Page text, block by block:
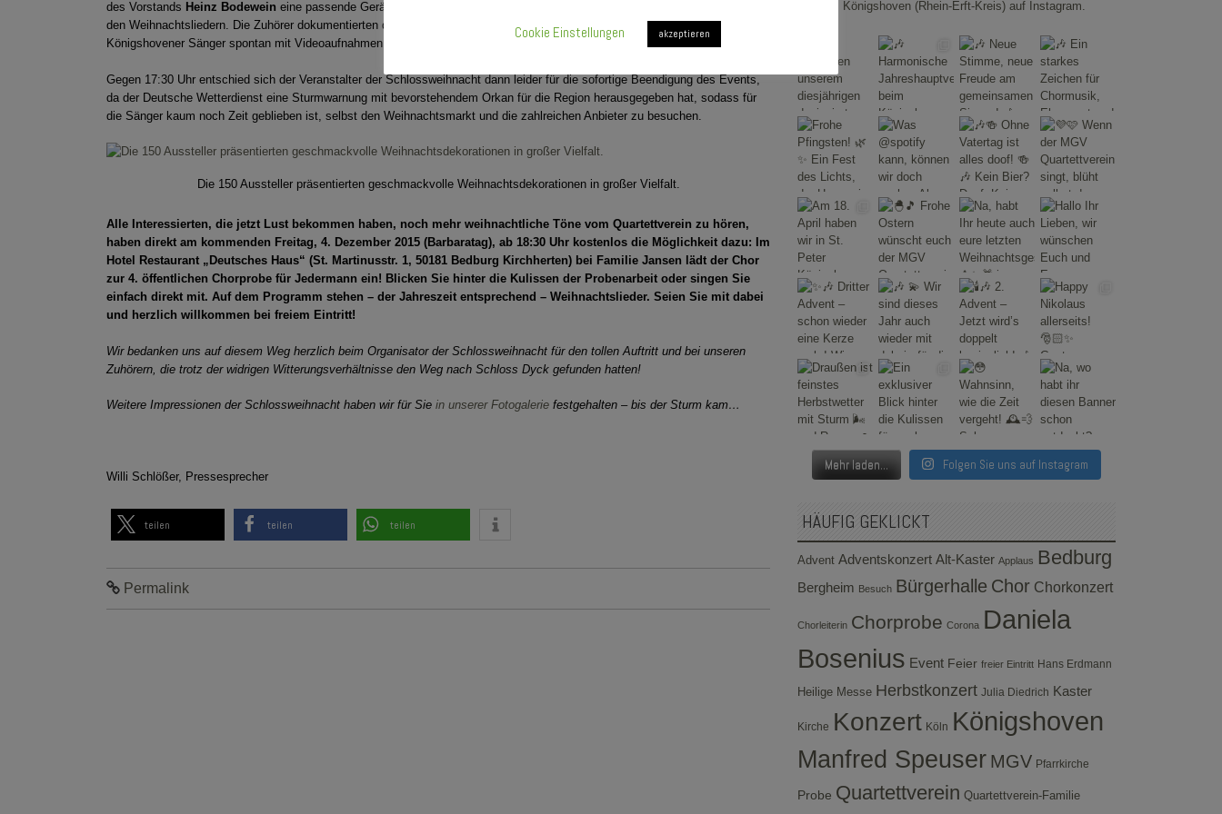
des Vorstands Heinz Bodewein eine passende Geräuschkulisse zu
den Weihnachtsliedern. Die Zuhörer dokumentierten den Gesang der
Königshovener Sänger spontan mit Videoaufnahmen via Smartphones und bedachten die Sänger mit reichlich Applaus.
Gegen 17:30 Uhr entschied sich der Veranstalter der Schlossweihnacht dann leider für die sofortige Beendigung des Events,
da der Deutsche Wetterdienst eine Sturmwarnung mit bevorstehendem Orkan für die Region herausgegeben hat, sodass für
die Sänger kaum noch Zeit geblieben ist, selbst den Weihnachtsmarkt und die zahlreichen Anbieter zu besuchen.
Die 150 Aussteller präsentierten geschmackvolle Weihnachtsdekorationen in großer Vielfalt.
Alle Interessierten, die jetzt Lust bekommen haben, noch mehr weihnachtliche Töne vom Quartettverein zu hören,
haben direkt am kommenden Freitag, 4. Dezember 2015 (Barbaratag), ab 18:30 Uhr kostenlos die Möglichkeit dazu: Im
Hotel Restaurant „Deutsches Haus“ (St. Martinusstr. 1, 50181 Bedburg Kirchherten) bei Familie Jansen lädt der Chor
zur 4. öffentlichen Chorprobe für Jedermann ein! Blicken Sie hinter die Kulissen der Probenarbeit oder singen Sie
einfach direkt mit. Auf dem Programm stehen – der Jahreszeit entsprechend – Weihnachtslieder. Seien Sie mit dabei
und herzlich willkommen bei freiem Eintritt!
Wir bedanken uns auf diesem Weg herzlich beim Organisator der Schlossweihnacht für den tollen Auftritt und bei unseren
Zuhörern, die trotz der widrigen Witterungsverhältnisse den Weg nach Schloss Dyck gefunden hatten!
Weitere Impressionen der Schlossweihnacht haben wir für Sie in unserer Fotogalerie festgehalten – bis der Sturm kam…
Willi Schlößer, Pressesprecher
teilen teilen teilen
Permalink
Königshoven (Rhein-Erft-Kreis) auf Instagram.
Mehr laden... Folgen Sie uns auf Instagram
HÄUFIG GEKLICKT
Advent Adventskonzert Alt-Kaster Applaus Bedburg
Bergheim Besuch Bürgerhalle Chor Chorkonzert
Chorleiterin Chorprobe Corona Daniela
Bosenius Event Feier freier Eintritt Hans Erdmann
Heilige Messe Herbstkonzert Julia Diedrich Kaster
Kirche Konzert Köln Königshoven
Manfred Speuser MGV Pfarrkirche
Probe Quartettverein Quartettverein-Familie
Cookie Einstellungen akzeptieren